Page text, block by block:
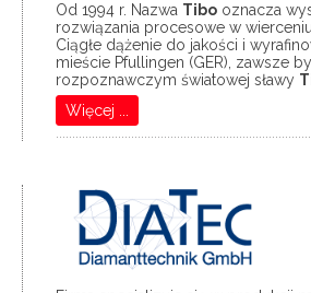
Od 1994 r. Nazwa Tibo oznacza
rozwiązania procesowe w
Ciągłe dążenie do jakości i
mieście Pfullingen (GER), zawsze
rozpoznawczym światowej sławy
Więcej ...